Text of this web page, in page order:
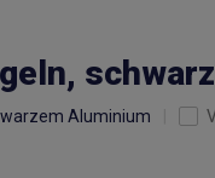
Aluminium